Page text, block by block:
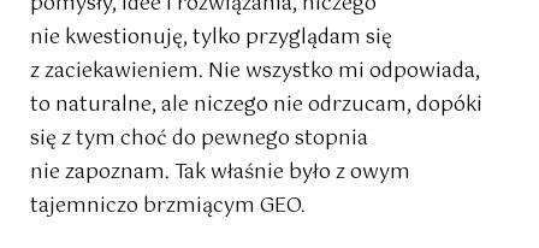
nie kwestionuję, tylko przyglądam się
z zaciekawieniem. Nie wszystko mi odpowiada,
to naturalne, ale niczego nie odrzucam, dopóki
się z tym choć do pewnego stopnia
nie zapoznam. Tak właśnie było z owym
tajemniczo brzmiącym GEO.